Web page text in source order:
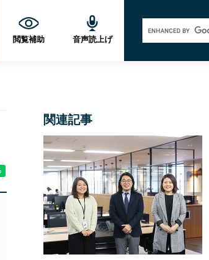
閲覧補助 音声読上げ
タ
関連記事